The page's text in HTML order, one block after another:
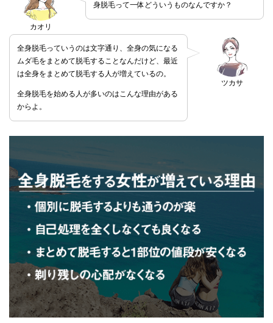
カオリ
身脱毛って一体どういうものなんですか？
ツカサ
全身脱毛っていうのは文字通り、全身の気になる
ムダ毛をまとめて脱毛することなんだけど、最近
は全身をまとめて脱毛する人が増えているの。
全身脱毛を始める人が多いのはこんな理由がある
からよ。